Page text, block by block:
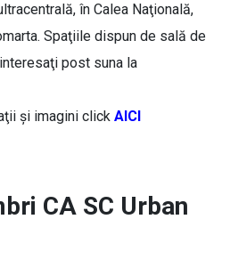
în Calea Naţională,
Spaţiile dispun de sală de
post suna la
şi imagini click AICI
CA SC Urban